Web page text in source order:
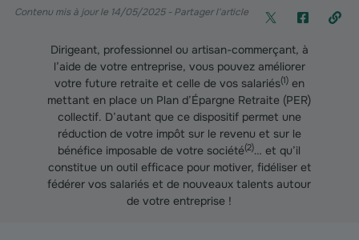
Contenu mis à jour le 14/05/2025- Partager l'article
Dirigeant, professionnel ou artisan-commerçant, à
l’aide de votre entreprise, vous pouvez améliorer
votre future retraite et celle de vos salariés(1)en
mettant en place un Plan d’Épargne Retraite (PER)
collectif. D’autant que ce dispositif permet une
réduction de votre impôt sur le revenu et sur le
bénéfice imposable de votre société(2)… et qu’il
constitue un outil efficace pour motiver, fidéliser et
fédérer vos salariés et de nouveaux talents autour
de votre entreprise !